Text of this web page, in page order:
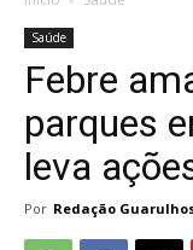
Saúde
Febre
parques
leva
Por Redação